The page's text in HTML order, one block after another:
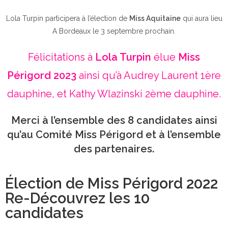
Lola Turpin participera à l’élection de Miss Aquitainequi aura lieu
A Bordeaux le 3 septembre prochain.
Félicitations à Lola Turpin élue Miss
Périgord 2023 ainsi qu’à Audrey Laurent 1ère
dauphine, et Kathy Wlazinski 2ème dauphine.
Merci à l’ensemble des 8 candidates ainsi
qu’au Comité Miss Périgord et à l’ensemble
des partenaires.
Élection de Miss Périgord 2022
Re-Découvrez les 10
candidates